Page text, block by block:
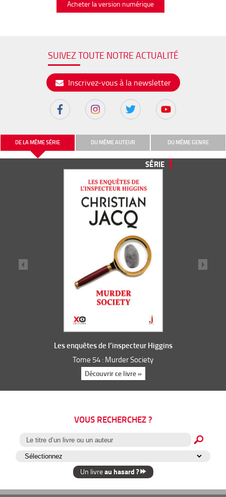
Acheter la version numérique
SUIVEZ TOUTE NOTRE ACTUALITÉ
Inscrivez-vous à la newsletter
DE LA MÊME SÉRIE DU MÊME AUTEUR DU MÊME GENRE
SÉRIE
Les enquêtes de l’inspecteur Higgins
Tome 54 : Murder Society
Découvrir ce livre »
VOUS RECHERCHEZ ?
Un livreau hasard ?